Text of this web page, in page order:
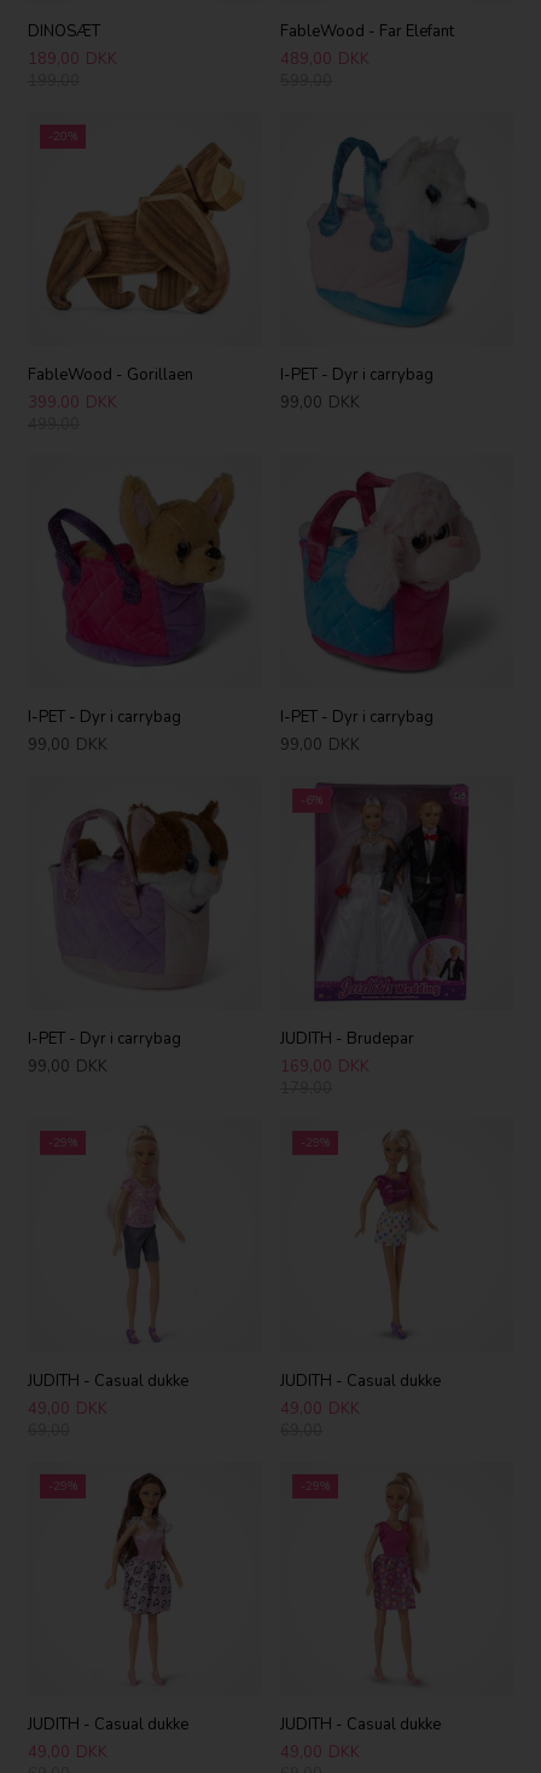
DINOSÆT
189,00 DKK
FableWood - Far Elefant
489,00 DKK
-20%
FableWood - Gorillaen
399,00 DKK
I-PET - Dyr i carrybag
99,00 DKK
I-PET - Dyr i carrybag
99,00 DKK
I-PET - Dyr i carrybag
99,00 DKK
I-PET - Dyr i carrybag
99,00 DKK
-6%
JUDITH - Brudepar
169,00 DKK
-29%
JUDITH - Casual dukke
49,00 DKK
-29%
JUDITH - Casual dukke
49,00 DKK
-29%
JUDITH - Casual dukke
49,00 DKK
-29%
JUDITH - Casual dukke
49,00 DKK